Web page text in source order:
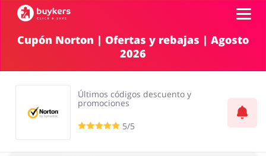
Mascotas
Tiendas
Cupón Norton | Ofertas y rebajas | Agosto
2026
Últimos códigos descuento y
promociones
5/5